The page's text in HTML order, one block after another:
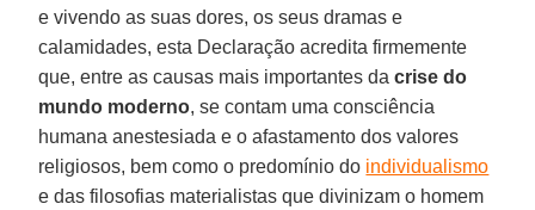
e vivendo as suas dores, os seus dramas e
calamidades, esta Declaração acredita firmemente
que, entre as causas mais importantes da crise do
mundo moderno, se contam uma consciência
humana anestesiada e o afastamento dos valores
religiosos, bem como o predomínio do individualismo
e das filosofias materialistas que divinizam o homem